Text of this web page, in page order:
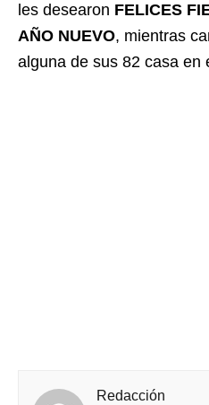
les desearon FELICES
AÑO NUEVO, mientras
alguna de sus 82 casa en
Redacción